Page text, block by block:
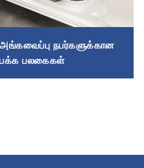
அங்கவைப்பு நபர்களுக்கான
பக்க பலகைகள்